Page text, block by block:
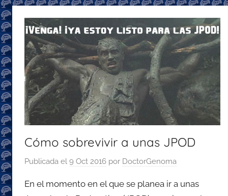
para
disfrutar
podcastfera
Cómo sobrevivir a unas JPOD
Publicada el 9 Oct 2016 por DoctorGenoma
En el momento en el que se planea ir a unas